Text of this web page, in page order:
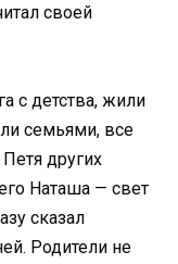
своей
с детства, жили
семьями, все
других
Наташа — свет
сказал
Родители не